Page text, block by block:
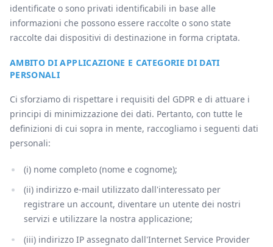
identificate o sono privati identificabili in base alle
informazioni che possono essere raccolte o sono state
raccolte dai dispositivi di destinazione in forma criptata.
AMBITO DI APPLICAZIONE E CATEGORIE DI DATI
PERSONALI
Ci sforziamo di rispettare i requisiti del GDPR e di attuare i
principi di minimizzazione dei dati. Pertanto, con tutte le
definizioni di cui sopra in mente, raccogliamo i seguenti dati
personali:
(i) nome completo (nome e cognome);
(ii) indirizzo e-mail utilizzato dall'interessato per
registrare un account, diventare un utente dei nostri
servizi e utilizzare la nostra applicazione;
(iii) indirizzo IP assegnato dall'Internet Service Provider